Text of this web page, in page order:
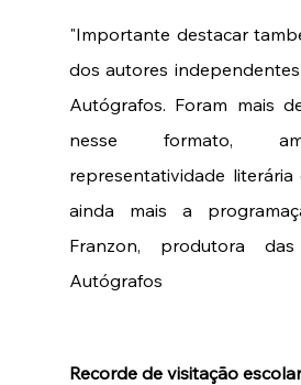
"Importante destacar
dos autores
Autógrafos. Foram mais
nesse formato,
representatividade
ainda mais a
Franzon, produtora
Autógrafos
Recorde de visitação